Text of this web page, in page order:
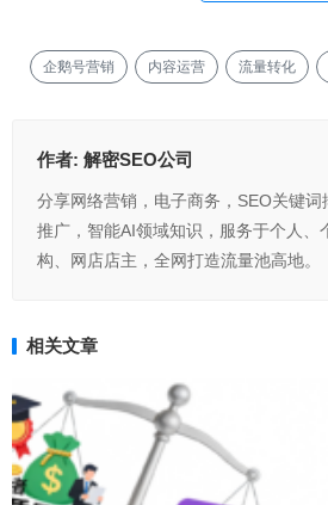
企鹅号营销 内容运营 流量转化
作者: 解密SEO公司
分享网络营销，电子商务，SEO关键
推广，智能AI领域知识，服务于个人、
构、网店店主，全网打造流量池高地。
相关文章